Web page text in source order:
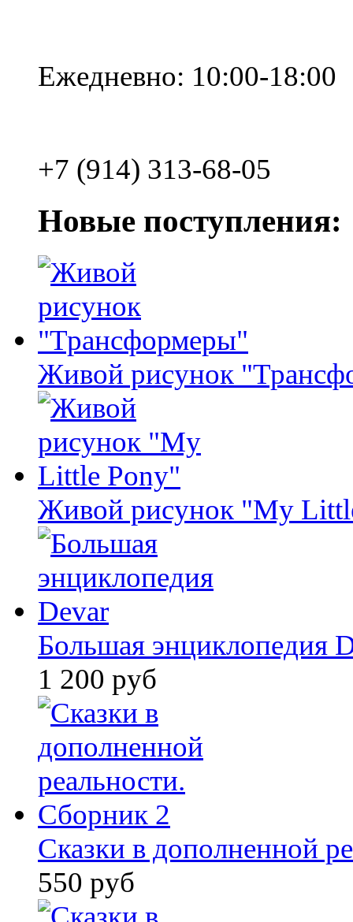
Ежедневно: 10:00-18:00
+7 (914) 313-68-05
Новые поступления:
Живой рисунок
Живой рисунок "My
Большая энциклопедия
1 200 руб
Сказки в дополненной
550 руб